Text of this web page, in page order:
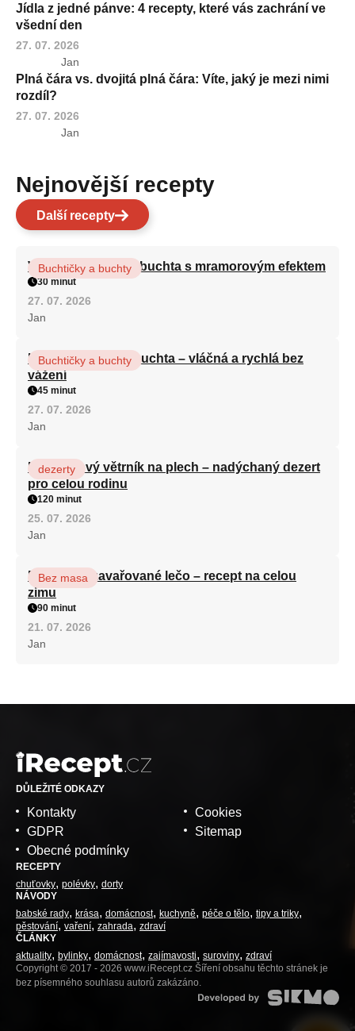
Jídla z jedné pánve: 4 recepty, které vás zachrání ve
všední den
27. 07. 2026
Jan
Plná čára vs. dvojitá plná čára: Víte, jaký je mezi nimi
rozdíl?
27. 07. 2026
Jan
Nejnovější recepty
Další recepty
Vláčná olejová litá buchta s mramorovým efektem
Buchtičky a buchty
30 minut
27. 07. 2026
Jan
Hrnková maková buchta – vláčná a rychlá bez
vážení
Buchtičky a buchty
45 minut
27. 07. 2026
Jan
Karamelový větrník na plech – nadýchaný dezert
pro celou rodinu
dezerty
120 minut
25. 07. 2026
Jan
Babiččino zavařované lečo – recept na celou
zimu
Bez masa
90 minut
21. 07. 2026
Jan
DŮLEŽITÉ ODKAZY
Kontakty
GDPR
Obecné podmínky
Cookies
Sitemap
RECEPTY
chuťovky polévky dorty
NÁVODY
babské rady
krása domácnost kuchyně péče o tělo tipy a triky
pěstování vaření zahrada zdraví
ČLÁNKY
aktuality
bylinky domácnost zajímavosti suroviny zdraví
Copyright © 2017 - 2026 www.iRecept.cz Šíření obsahu těchto stránek je
bez písemného souhlasu autorů zakázáno.